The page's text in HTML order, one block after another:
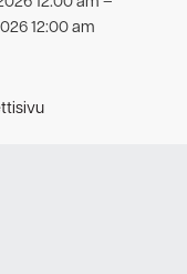
12:00 am